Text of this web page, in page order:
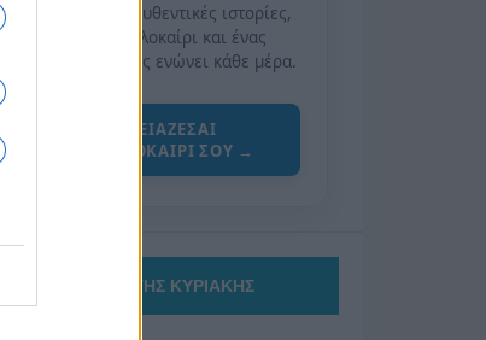
Οι άνθρωποι, οι αυθεντικές ιστορίες,
το ελληνικό καλοκαίρι και ένας
πολιτισμός που μας ενώνει κάθε μέρα.
ΟΣΑ ΧΡΕΙΑΖΕΣΑΙ
ΓΙΑ ΤΟ ΚΑΛΟΚΑΙΡΙ ΣΟΥ →
ΤΟ ΠΑΡΟΝ ΤΗΣ ΚΥΡΙΑΚΗΣ